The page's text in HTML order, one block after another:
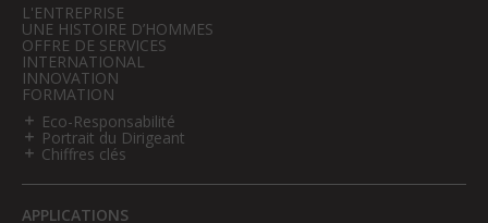
L'ENTREPRISE
UNE HISTOIRE D’HOMMES
OFFRE DE SERVICES
INTERNATIONAL
INNOVATION
FORMATION
Eco-Responsabilité
Portrait du Dirigeant
Chiffres clés
APPLICATIONS